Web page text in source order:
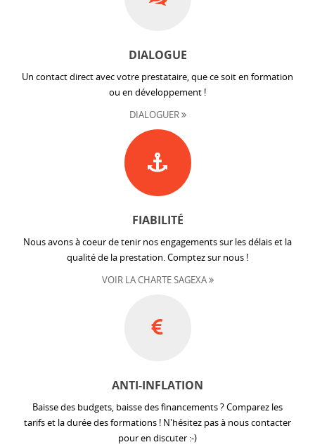
DIALOGUE
Un contact direct avec votre prestataire, que ce soit en formation
ou en développement !
DIALOGUER
FIABILITÉ
Nous avons à coeur de tenir nos engagements sur les délais et la
qualité de la prestation. Comptez sur nous !
VOIR LA CHARTE SAGEXA
ANTI-INFLATION
Baisse des budgets, baisse des financements ? Comparez les
tarifs et la durée des formations ! N'hésitez pas à nous contacter
pour en discuter :-)